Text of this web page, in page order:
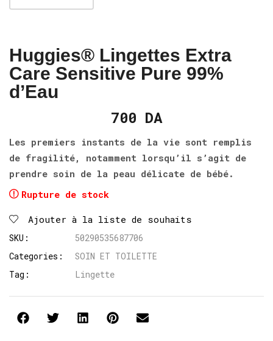
Huggies® Lingettes Extra
Care Sensitive Pure 99%
d’Eau
700 DA
Les premiers instants de la vie sont remplis
de fragilité, notamment lorsqu’il s’agit de
prendre soin de la peau délicate de bébé.
Rupture de stock
Ajouter à la liste de souhaits
SKU:
50290535687706
Categories:
SOIN ET TOILETTE
Tag:
Lingette